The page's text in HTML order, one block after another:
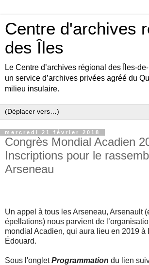
Centre d'archives
des Îles
Le Centre d’archives régional des Îles-
un service d’archives privées agréé du
milieu insulaire.
mercredi 21 février 2018
Congrès Mondial Acadien
Inscriptions pour le
Arseneau
Un appel à tous les Arseneau, Arsenault
épellations) nous parvient de
mondial Acadien, qui aura lieu en 2019 à
Édouard.
Sous l'ongletProgrammation du lien